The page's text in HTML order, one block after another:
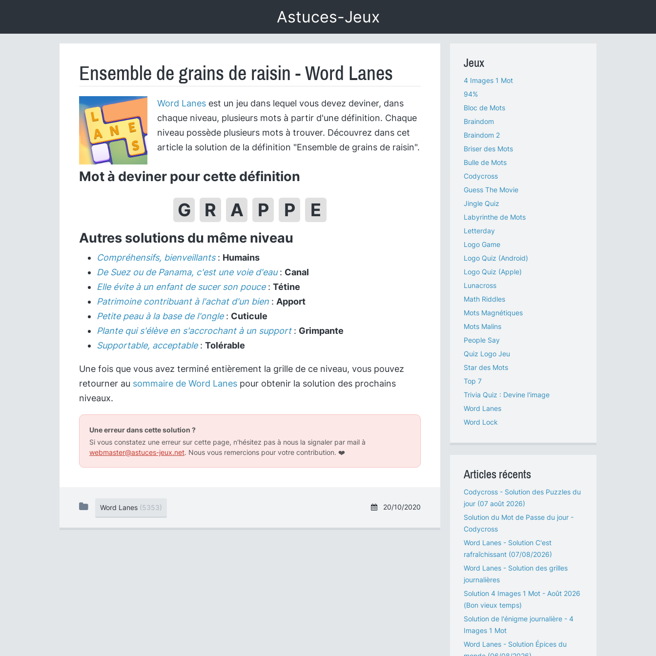
Astuces-Jeux
Ensemble de grains de raisin - Word Lanes
Word Lanes est un jeu dans lequel vous devez deviner, dans
chaque niveau, plusieurs mots à partir d'une définition. Chaque
niveau possède plusieurs mots à trouver. Découvrez dans cet
article la solution de la définition "Ensemble de grains de raisin".
Mot à deviner pour cette définition
G R A P P E
Autres solutions du même niveau
Compréhensifs, bienveillants: Humains
De Suez ou de Panama, c'est une voie d'eau: Canal
Elle évite à un enfant de sucer son pouce: Tétine
Patrimoine contribuant à l'achat d'un bien : Apport
Petite peau à la base de l'ongle: Cuticule
Plante qui s'élève en s'accrochant à un support: Grimpante
Supportable, acceptable: Tolérable
Une fois que vous avez terminé entièrement la grille de ce niveau, vous pouvez
retourner au sommaire de Word Lanes pour obtenir la solution des prochains
niveaux.
Une erreur dans cette solution ?
Si vous constatez une erreur sur cette page, n'hésitez pas à nous la signaler par mail à
webmaster@astuces-jeux.net. Nous vous remercions pour votre contribution. ❤️
20/10/2020
Word Lanes (5353)
Jeux
4 Images 1 Mot
94%
Bloc de Mots
Braindom
Braindom 2
Briser des Mots
Bulle de Mots
Codycross
Guess The Movie
Jingle Quiz
Labyrinthe de Mots
Letterday
Logo Game
Logo Quiz (Android)
Logo Quiz (Apple)
Lunacross
Math Riddles
Mots Magnétiques
Mots Malins
People Say
Quiz Logo Jeu
Star des Mots
Top 7
Trivia Quiz : Devine l'image
Word Lanes
Word Lock
Articles récents
Codycross - Solution des Puzzles du
jour (07 août 2026)
Solution du Mot de Passe du jour -
Codycross
Word Lanes - Solution C'est
rafraîchissant (07/08/2026)
Word Lanes - Solution des grilles
journalières
Solution 4 Images 1 Mot - Août 2026
(Bon vieux temps)
Solution de l'énigme journalière - 4
Images 1 Mot
Word Lanes - Solution Épices du